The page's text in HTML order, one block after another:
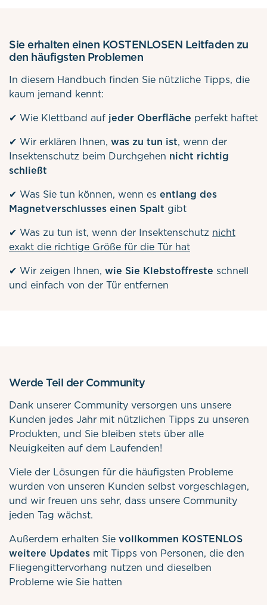
Sie erhalten einen KOSTENLOSEN Leitfaden zu
den häufigsten Problemen
In diesem Handbuch finden Sie nützliche Tipps, die
kaum jemand kennt:
✔ Wie Klettband auf jeder Oberfläche perfekt haftet
✔ Wir erklären Ihnen, was zu tun ist, wenn der
Insektenschutz beim Durchgehen nicht richtig
schließt
✔ Was Sie tun können, wenn es entlang des
Magnetverschlusses einen Spalt gibt
✔ Was zu tun ist, wenn der Insektenschutz nicht
exakt die richtige Größe für die Tür hat
✔ Wir zeigen Ihnen, wie Sie Klebstoffreste schnell
und einfach von der Tür entfernen
Werde Teil der Community
Dank unserer Community versorgen uns unsere
Kunden jedes Jahr mit nützlichen Tipps zu unseren
Produkten, und Sie bleiben stets über alle
Neuigkeiten auf dem Laufenden!
Viele der Lösungen für die häufigsten Probleme
wurden von unseren Kunden selbst vorgeschlagen,
und wir freuen uns sehr, dass unsere Community
jeden Tag wächst.
Außerdem erhalten Sie vollkommen KOSTENLOS
weitere Updates mit Tipps von Personen, die den
Fliegengittervorhang nutzen und dieselben
Probleme wie Sie hatten